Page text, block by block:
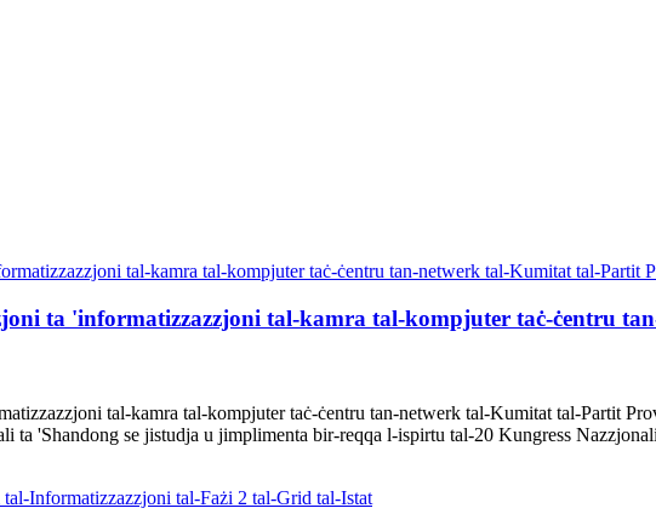
ta 'informatizzazzjoni tal-kamra tal-kompjuter taċ-ċentru
tal-kamra tal-kompjuter taċ-ċentru tan-netwerk tal-Kumitat tal-Partit
'Shandong se jistudja u jimplimenta bir-reqqa l-ispirtu tal-20 Kungress